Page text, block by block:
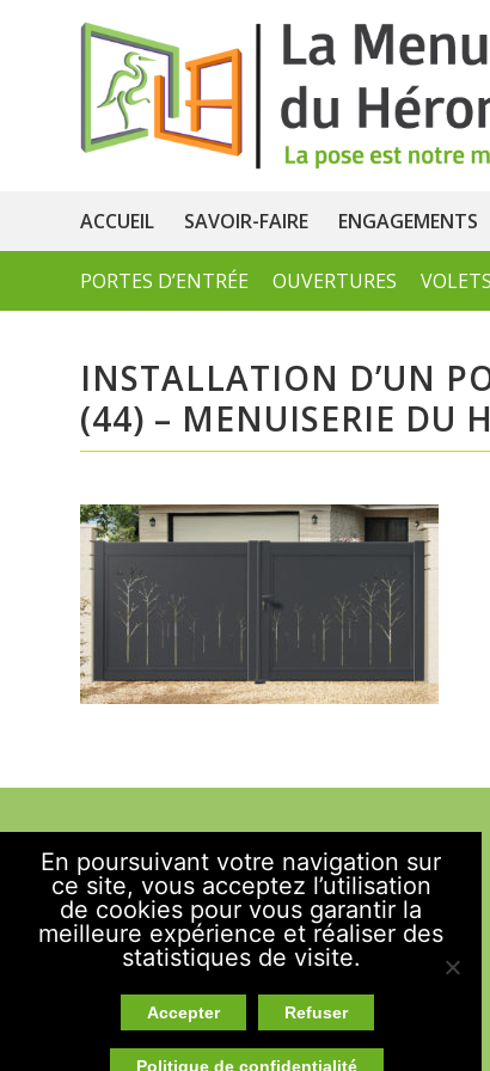
ACCUEIL SAVOIR-FAIRE ENGAGEMENTS
PORTES D’ENTRÉE OUVERTURES VOLETS
INSTALLATION D’UN
(44) – MENUISERIE DU
PLAN DU SITE
Accueil
Savoir-Faire
Engagements
Contact
Portes d’Entrée
Volets
Ouvertures
Portes-fenêtres
Portes de Garage
En poursuivant votre navigation sur
ce site, vous acceptez l’utilisation
de cookies pour vous garantir la
meilleure expérience et réaliser des
statistiques de visite.
Accepter Refuser
Politique de confidentialité